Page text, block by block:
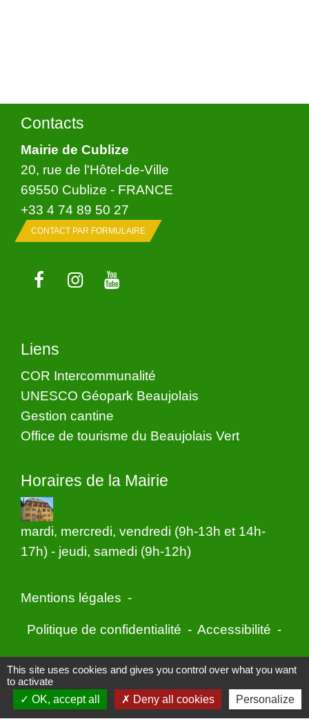
Contacts
Mairie de Cublize
20, rue de l'Hôtel-de-Ville
69550 Cublize - FRANCE
+33 4 74 89 50 27
CONTACT PAR FORMULAIRE
Liens
COR Intercommunalité
UNESCO Géopark Beaujolais
Gestion cantine
Office de tourisme du Beaujolais Vert
Horaires de la Mairie
mardi, mercredi, vendredi (9h-13h et 14h-
17h) - jeudi, samedi (9h-12h)
Mentions légales -
Politique de confidentialité - Accessibilité -
Application mobile Localiti - Plan du site -
Gestion des cookies
This site uses cookies and gives you control over what you want
to activate
OK, accept all
Deny all cookies Personalize